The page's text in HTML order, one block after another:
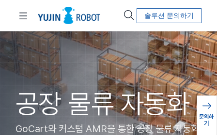
솔루션 문의하기
공장 물류 자동화
GoCart와 커스텀 AMR을 통한 공장 물류 자동화
문의하
기